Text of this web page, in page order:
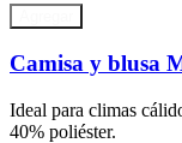
Camisa y blusa
Ideal para climas
40% poliéster.